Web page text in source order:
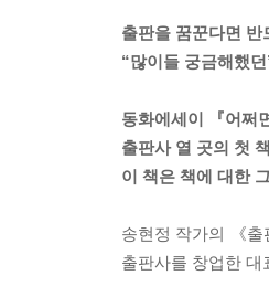
출판을 꿈꾼다면 반
“많이들 궁금해했
동화에세이 『어쩌
출판사 열 곳의 첫
이 책은 책에 대한
송현정 작가의 《출
출판사를 창업한